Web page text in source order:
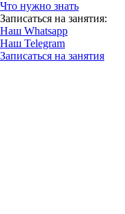
Что нужно знать
Записаться на занятия:
Наш Whatsapp
Наш Telegram
Записаться на занятия